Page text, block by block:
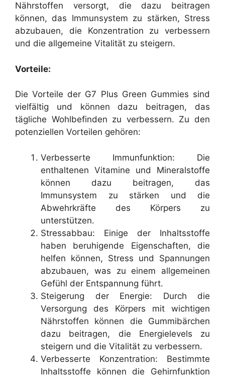
Nährstoffen versorgt, die dazu beitragen
können, das Immunsystem zu stärken, Stress
abzubauen, die Konzentration zu verbessern
und die allgemeine Vitalität zu steigern.
Vorteile:
Die Vorteile der G7 Plus Green Gummies sind
vielfältig und können dazu beitragen, das
tägliche Wohlbefinden zu verbessern. Zu den
potenziellen Vorteilen gehören:
Verbesserte Immunfunktion: Die
enthaltenen Vitamine und Mineralstoffe
können dazu beitragen, das
Immunsystem zu stärken und die
Abwehrkräfte des Körpers zu
unterstützen.
Stressabbau: Einige der Inhaltsstoffe
haben beruhigende Eigenschaften, die
helfen können, Stress und Spannungen
abzubauen, was zu einem allgemeinen
Gefühl der Entspannung führt.
Steigerung der Energie: Durch die
Versorgung des Körpers mit wichtigen
Nährstoffen können die Gummibärchen
dazu beitragen, die Energielevels zu
steigern und die Vitalität zu verbessern.
Verbesserte Konzentration: Bestimmte
Inhaltsstoffe können die Gehirnfunktion